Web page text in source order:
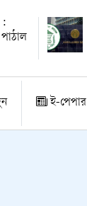
:
ই-পেপার